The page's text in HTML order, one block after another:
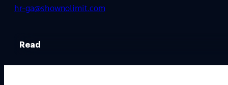
hr-ga@shownolimit.com
Read